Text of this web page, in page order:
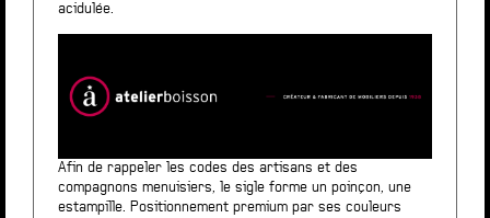
acidulée.
Afin de rappeler les codes des artisans et des
compagnons menuisiers, le sigle forme un poinçon, une
estampille. Positionnement premium par ses couleurs